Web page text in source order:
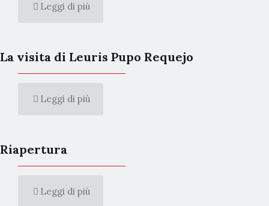
Leggi di più
La visita di Leuris Pupo Requejo
Leggi di più
Riapertura
Leggi di più